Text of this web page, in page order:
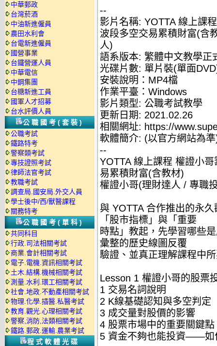
中華郵政
台灣菸酒
中油新進僱員
農田水利會
台電新進僱員
國營事業
台鐵營運人員
中華電信
中鋼集團
台糖新進工員
國軍人才招募
台水評價人員
公職國考(套裝)
公職考試
鐵路特考
警察類考試
專技證照考試
律師法官考試
教職考試
調查局.國安局.外交人員
學士後中/西/獸醫課程
關務特考
公職國考(單科)
共同科目
行政.司法相關考試
商業.會計相關考試
電子.電機.資訊相關考試
土木.結構.機械相關考試
測量.水利.環工相關考試
社會.地政.不動產相關考試
物理.化學.插醫.私醫考試
教育.觀光.心理相關考試
警察,消防,法類相關考試
鐵路.郵政.運輸.農業考試
程式軟體光碟
--
影片名稱: YOTTA 線上課
波段多空交易累積財富(含
人)
語系版本: 繁體中文教學正
光碟片數: 單片裝(單面
安裝說明：MP4檔
作業平臺：Windows
影片類型: 公職考試教學
更新日期: 2021.02.26
相關網址: https://
軟體簡介: (以官方網站為
--
YOTTA 線上課程 權證小
易累積財富(含教材)
權證小哥(理財達人 / 專職
與 YOTTA 合作推出的永
「股市指標」與「重要
時點」教起，先學習哪些
彙整的歷史線圖反覆
驗證、並真正理解課程中
Lesson 1 權證小哥的股票
1 交易名詞說明
2 K線基礎認知與多空判定
3 成交量對股價的影響
4 股票市場中的重要關鍵
5 資金不夠也能投資——如